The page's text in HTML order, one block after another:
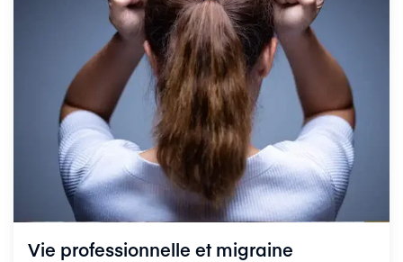
Vie professionnelle et migraine